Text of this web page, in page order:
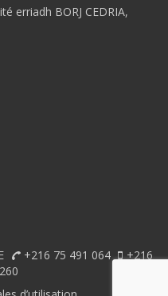
erriadh BORJ CEDRIA,
+216 75 491 064
+216